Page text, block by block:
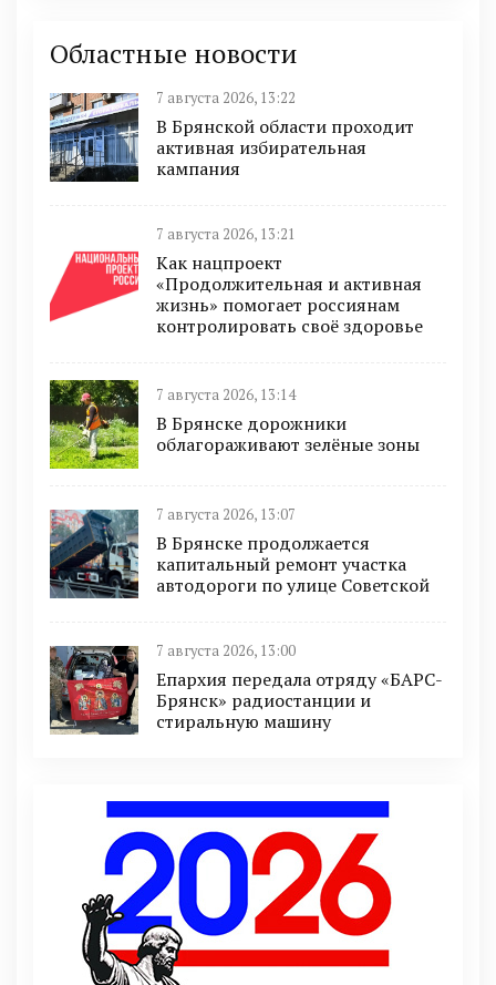
Областные новости
7 августа 2026, 13:22
В Брянской области проходит
активная избирательная
кампания
7 августа 2026, 13:21
Как нацпроект
«Продолжительная и активная
жизнь» помогает россиянам
контролировать своё здоровье
7 августа 2026, 13:14
В Брянске дорожники
облагораживают зелёные зоны
7 августа 2026, 13:07
В Брянске продолжается
капитальный ремонт участка
автодороги по улице Советской
7 августа 2026, 13:00
Епархия передала отряду «БАРС-
Брянск» радиостанции и
стиральную машину